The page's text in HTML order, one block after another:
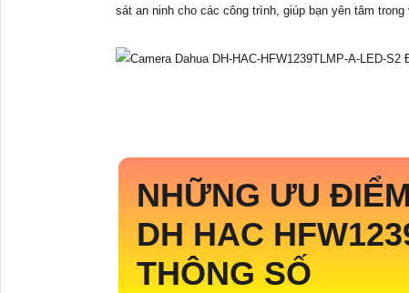
sát an ninh cho các công trình, giúp bạn yên tâm
NHỮNG ƯU
DH HAC
THÔNG SỐ